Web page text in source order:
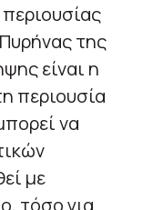
της
είναι η
περιουσία
να
με
τόσο για